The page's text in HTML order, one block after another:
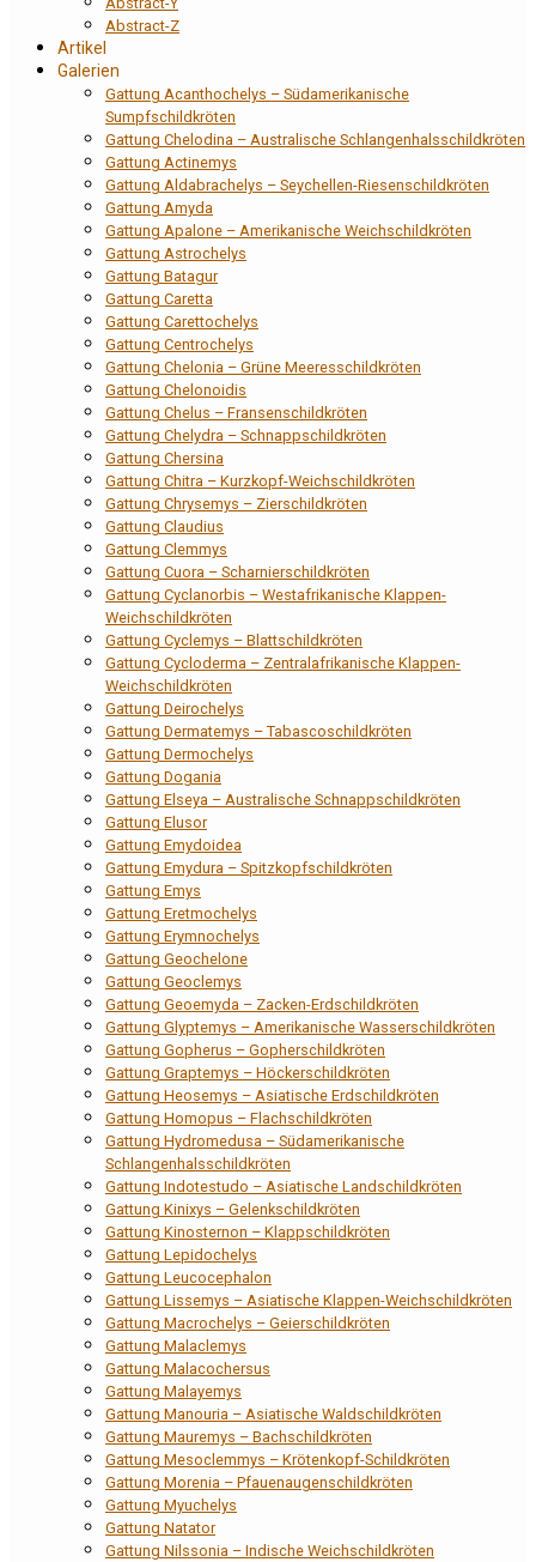
Abstract-Z
Artikel
Galerien
Gattung Acanthochelys – Südamerikanische
Sumpfschildkröten
Gattung Chelodina – Australische Schlangenhalsschildkröten
Gattung Actinemys
Gattung Aldabrachelys – Seychellen-Riesenschildkröten
Gattung Amyda
Gattung Apalone – Amerikanische Weichschildkröten
Gattung Astrochelys
Gattung Batagur
Gattung Caretta
Gattung Carettochelys
Gattung Centrochelys
Gattung Chelonia – Grüne Meeresschildkröten
Gattung Chelonoidis
Gattung Chelus – Fransenschildkröten
Gattung Chelydra – Schnappschildkröten
Gattung Chersina
Gattung Chitra – Kurzkopf-Weichschildkröten
Gattung Chrysemys – Zierschildkröten
Gattung Claudius
Gattung Clemmys
Gattung Cuora – Scharnierschildkröten
Gattung Cyclanorbis – Westafrikanische Klappen-
Weichschildkröten
Gattung Cyclemys – Blattschildkröten
Gattung Cycloderma – Zentralafrikanische Klappen-
Weichschildkröten
Gattung Deirochelys
Gattung Dermatemys – Tabascoschildkröten
Gattung Dermochelys
Gattung Dogania
Gattung Elseya – Australische Schnappschildkröten
Gattung Elusor
Gattung Emydoidea
Gattung Emydura – Spitzkopfschildkröten
Gattung Emys
Gattung Eretmochelys
Gattung Erymnochelys
Gattung Geochelone
Gattung Geoclemys
Gattung Geoemyda – Zacken-Erdschildkröten
Gattung Glyptemys – Amerikanische Wasserschildkröten
Gattung Gopherus – Gopherschildkröten
Gattung Graptemys – Höckerschildkröten
Gattung Heosemys – Asiatische Erdschildkröten
Gattung Homopus – Flachschildkröten
Gattung Hydromedusa – Südamerikanische
Schlangenhalsschildkröten
Gattung Indotestudo – Asiatische Landschildkröten
Gattung Kinixys – Gelenkschildkröten
Gattung Kinosternon – Klappschildkröten
Gattung Lepidochelys
Gattung Leucocephalon
Gattung Lissemys – Asiatische Klappen-Weichschildkröten
Gattung Macrochelys – Geierschildkröten
Gattung Malaclemys
Gattung Malacochersus
Gattung Malayemys
Gattung Manouria – Asiatische Waldschildkröten
Gattung Mauremys – Bachschildkröten
Gattung Mesoclemmys – Krötenkopf-Schildkröten
Gattung Morenia – Pfauenaugenschildkröten
Gattung Myuchelys
Gattung Natator
Gattung Nilssonia – Indische Weichschildkröten